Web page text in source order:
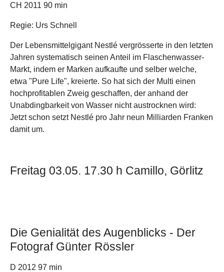
CH 2011 90 min
Regie: Urs Schnell
Der Lebensmittelgigant Nestlé vergrösserte in den letzten
Jahren systematisch seinen Anteil im Flaschenwasser-
Markt, indem er Marken aufkaufte und selber welche,
etwa "Pure Life", kreierte. So hat sich der Multi einen
hochprofitablen Zweig geschaffen, der anhand der
Unabdingbarkeit von Wasser nicht austrocknen wird:
Jetzt schon setzt Nestlé pro Jahr neun Milliarden Franken
damit um.
Freitag 03.05. 17.30 h Camillo, Görlitz
Die Genialität des Augenblicks - Der
Fotograf Günter Rössler
D 2012 97 min